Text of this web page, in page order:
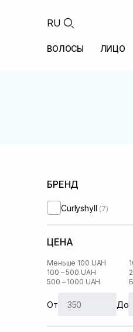
RU
ВОЛОСЫ ЛИЦО
БРЕНД
Curlyshyll (7)
ЦЕНА
Меньше 100 UAH
100 – 500 UAH
500 – 1000 UAH
От До